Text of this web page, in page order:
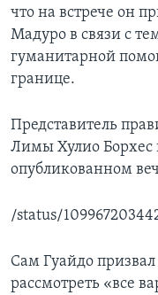
что на встрече он
Мадуро в связи с
гуманитарной
границе.
Представитель
Лимы Хулио Борхес
опубликованном
/status/
Сам Гуайдо
рассмотреть «все